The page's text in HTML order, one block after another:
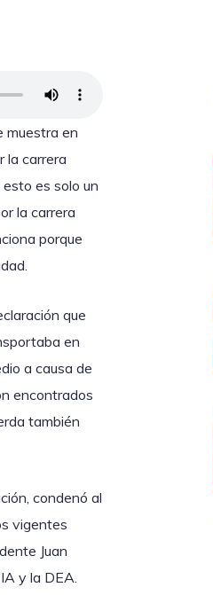
muestra en
la carrera
es solo un
la carrera
porque
que
en
a causa de
encontrados
también
condenó al
vigentes
Juan
y la DEA.